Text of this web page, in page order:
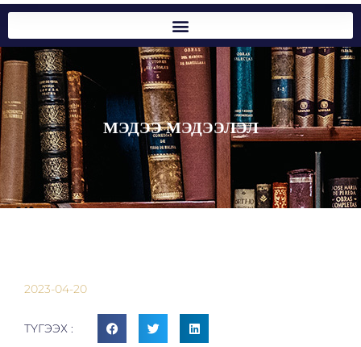
МЭДЭЭ МЭДЭЭЛЭЛ
2023-04-20
ТҮГЭЭХ :